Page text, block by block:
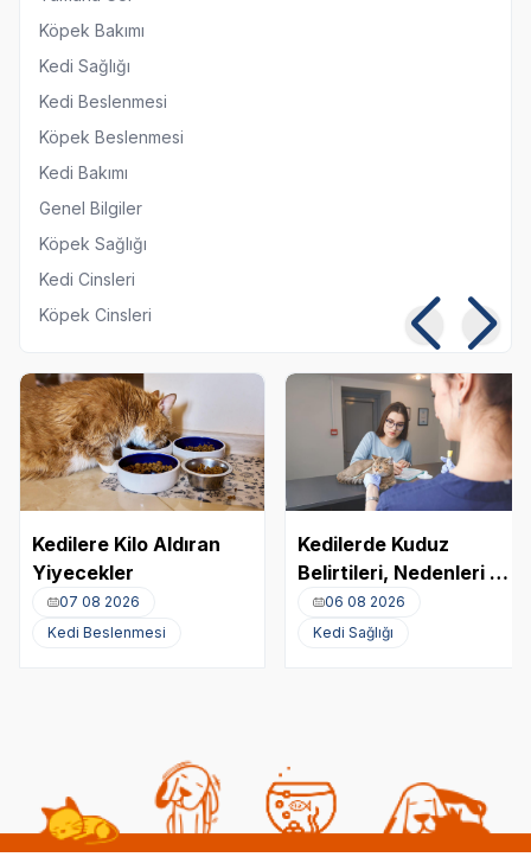
Köpek Bakımı
Kedi Sağlığı
Kedi Beslenmesi
Köpek Beslenmesi
Kedi Bakımı
Genel Bilgiler
Köpek Sağlığı
Kedi Cinsleri
Köpek Cinsleri
Kedilere Kilo Aldıran
Yiyecekler
07 08 2026
Kedi Beslenmesi
Kedilerde Kuduz
Belirtileri, Nedenleri ve
Tedavi Yöntemleri
06 08 2026
Kedi Sağlığı